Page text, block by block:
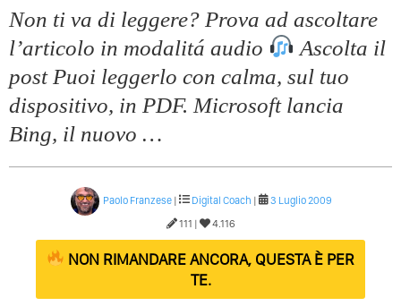
Non ti va di leggere? Prova ad ascoltare
l’articolo in modalitá audio
Ascolta il
post Puoi leggerlo con calma, sul tuo
dispositivo, in PDF. Microsoft lancia
Bing, il nuovo …
Paolo Franzese | Digital Coach |
3 Luglio 2009
111 |
4.116
NON RIMANDARE ANCORA, QUESTA È PER
TE.